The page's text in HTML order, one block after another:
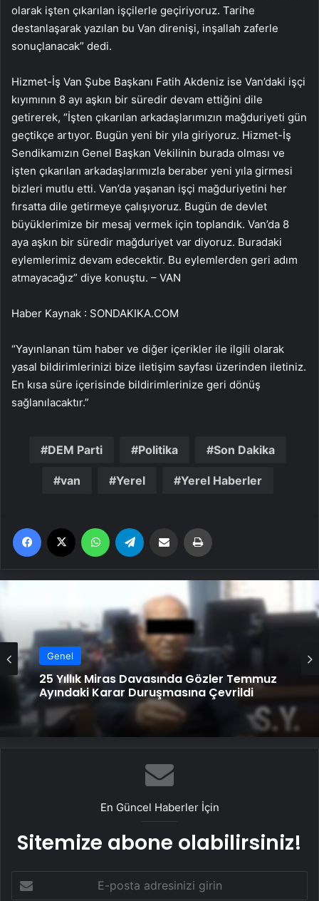
olarak işten çıkarılan işçilerle geçiriyoruz. Tarihe
destanlaşarak yazılan bu Van direnişi, inşallah zaferle
sonuçlanacak” dedi.
Hizmet-İş Van Şube Başkanı Fatih Akdeniz ise Van’daki işçi
kıyımının 8 ayı aşkın bir süredir devam ettiğini dile
getirerek, “İşten çıkarılan arkadaşlarımızın mağduriyeti gün
geçtikçe artıyor. Bugün yeni bir yıla giriyoruz. Hizmet-İş
Sendikamızın Genel Başkan Vekilinin burada olması ve
işten çıkarılan arkadaşlarımızla beraber yeni yıla girmesi
bizleri mutlu etti. Van’da yaşanan işçi mağduriyetini her
fırsatta dile getirmeye çalışıyoruz. Bugün de devlet
büyüklerimize bir mesaj vermek için toplandık. Van’da 8
aya aşkın bir süredir mağduriyet var diyoruz. Buradaki
eylemlerimiz devam edecektir. Bu eylemlerden geri adım
atmayacağız” diye konuştu. – VAN
Haber Kaynak : SONDAKIKA.COM
“Yayınlanan tüm haber ve diğer içerikler ile ilgili olarak
yasal bildirimlerinizi bize iletişim sayfası üzerinden iletiniz.
En kısa süre içerisinde bildirimlerinize geri dönüş
sağlanılacaktır.”
DEM Parti Politika Son Dakika
van Yerel Yerel Haberler
Facebook WhatsApp Email'den paylaş
Genel
25 Yıllık Miras Davasında Gözler Temmuz
Ayındaki Karar Duruşmasına Çevrildi
En Güncel Haberler İçin
Sitemize abone olabilirsiniz!
posta